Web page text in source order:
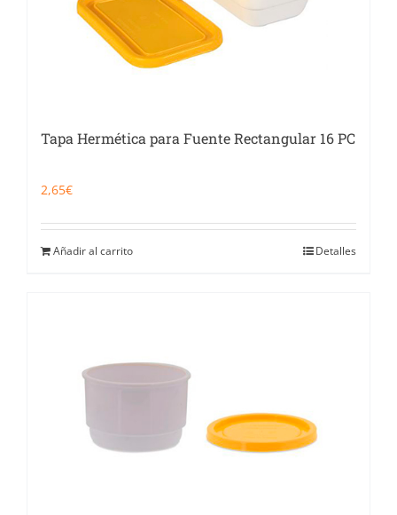
Tapa Hermética para Fuente Rectangular 16 PC
2,65€
Añadir al carrito Detalles